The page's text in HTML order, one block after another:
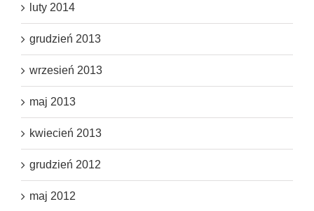
luty 2014
grudzień 2013
wrzesień 2013
maj 2013
kwiecień 2013
grudzień 2012
maj 2012